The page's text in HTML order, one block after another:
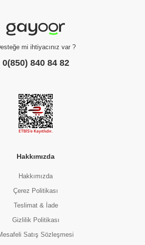
temizleyebilirsiniz.
mi ihtiyacınız var ?
0(850) 840 84 82
Hakkımızda
Hakkımızda
Çerez Politikası
Teslimat & İade
Gizlilik Politikası
Satış Sözleşmesi